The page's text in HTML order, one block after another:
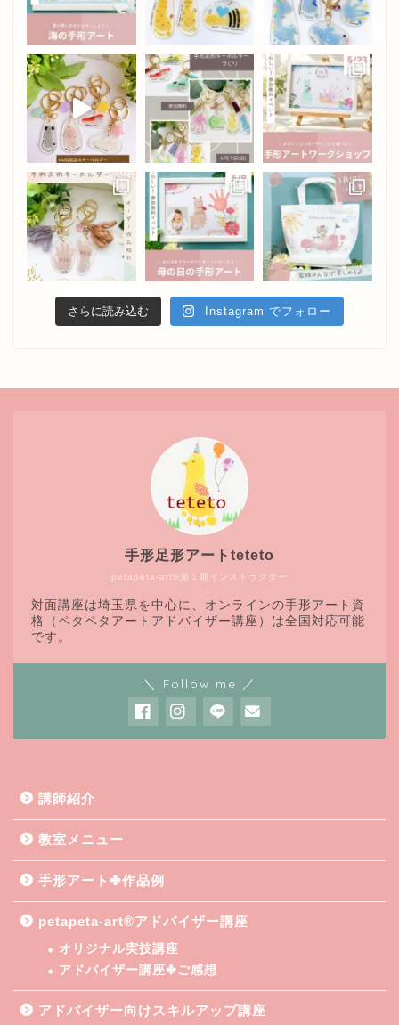
さらに読み込む Instagram でフォロー
petapeta-art®第１期インストラクター
手形足形アートteteto
対面講座は埼玉県を中心に、オンラインの手形アート資
格（ペタペタアートアドバイザー講座）は全国対応可能
です。
＼ Follow me ／
講師紹介
教室メニュー
手形アート✤作品例
petapeta-art®アドバイザー講座
オリジナル実技講座
アドバイザー講座✤ご感想
アドバイザー向けスキルアップ講座